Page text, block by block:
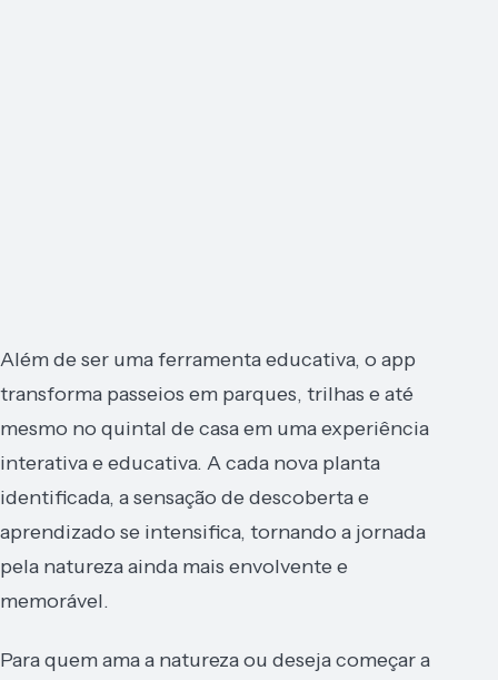
Além de ser uma ferramenta educativa, o app
transforma passeios em parques, trilhas e até
mesmo no quintal de casa em uma experiência
interativa e educativa. A cada nova planta
identificada, a sensação de descoberta e
aprendizado se intensifica, tornando a jornada
pela natureza ainda mais envolvente e
memorável.
Para quem ama a natureza ou deseja começar a